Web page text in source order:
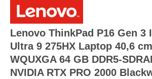
Lenovo ThinkPad P16 Gen 3
Ultra 9 275HX Laptop 40,6
WQUXGA 64 GB DDR5-
NVIDIA RTX PRO 2000